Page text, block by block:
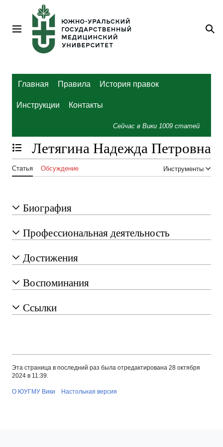
содержанию
Главное меню
Главная Правила История правок
Инструкции Контакты
Сейчас в Вики 1009 статей
Отобразить/Скрыть содержание
Летягина Надежда Петровна
Статья Обсуждение Инструменты
Биография
Профессиональная деятельность
Достижения
Воспоминания
Ссылки
Эта страница в последний раз была отредактирована 28 октября
2024 в 11:39.
О ЮУГМУ Вики Настольная версия